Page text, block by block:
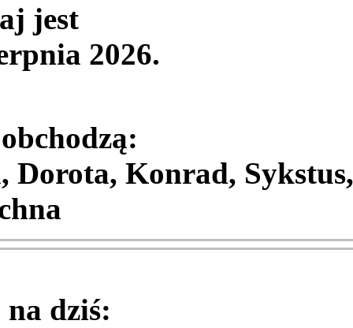
jest
2026.
Konrad, Sykstus,
na dziś: